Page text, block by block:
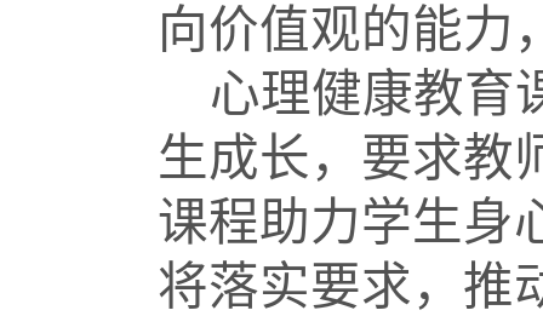
向价值观的能力
心理健康教育
生成长，要求教
课程助力学生身
将落实要求，推